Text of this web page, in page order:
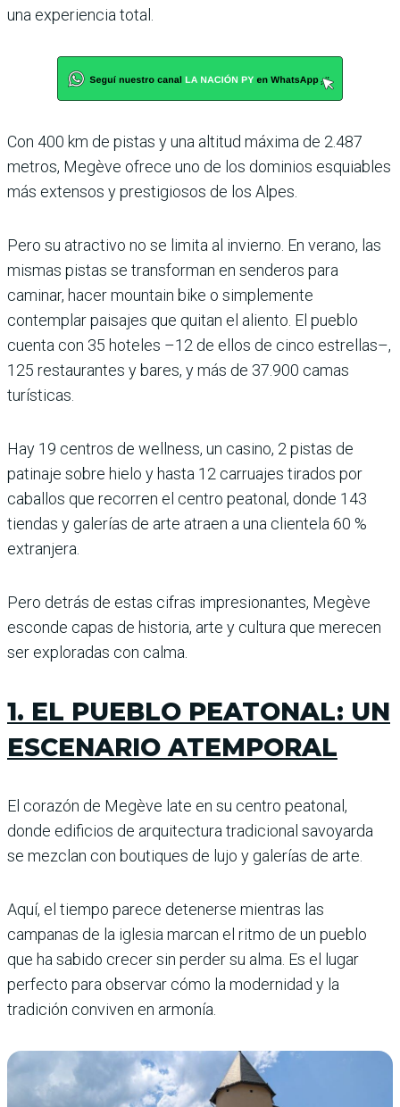
una experiencia total.
Con 400 km de pistas y una altitud máxima de 2.487
metros, Megève ofrece uno de los dominios esquiables
más extensos y prestigiosos de los Alpes.
Pero su atractivo no se limita al invierno. En verano, las
mismas pistas se transforman en senderos para
caminar, hacer mountain bike o simplemente
contemplar paisajes que quitan el aliento. El pueblo
cuenta con 35 hoteles –12 de ellos de cinco estrellas–,
125 restaurantes y bares, y más de 37.900 camas
turísticas.
Hay 19 centros de wellness, un casino, 2 pistas de
patinaje sobre hielo y hasta 12 carruajes tirados por
caballos que recorren el centro peatonal, donde 143
tiendas y galerías de arte atraen a una clientela 60 %
extranjera.
Pero detrás de estas cifras impresionantes, Megève
esconde capas de historia, arte y cultura que merecen
ser exploradas con calma.
1. EL PUEBLO PEATONAL: UN
ESCENARIO ATEMPORAL
El corazón de Megève late en su centro peatonal,
donde edificios de arquitectura tradicional savoyarda
se mezclan con boutiques de lujo y galerías de arte.
Aquí, el tiempo parece detenerse mientras las
campanas de la iglesia marcan el ritmo de un pueblo
que ha sabido crecer sin perder su alma. Es el lugar
perfecto para observar cómo la modernidad y la
tradición conviven en armonía.